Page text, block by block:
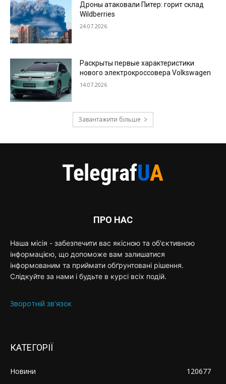
Дроны атаковали Питер: горит склад
Wildberries
24.07.2026
Раскрыты первые характеристики
нового электрокроссовера Volkswagen
14.07.2026
Завантажити більше
ПРО НАС
Наша місія - забезпечити вас якісною та об'єктивною
інформацією, що допоможе вам залишатися
інформованим та приймати обґрунтовані рішення.
Слідкуйте за нами і будьте в курсі всіх подій.
Зворотній зв'язок
КАТЕГОРІЇ
Новини
120677